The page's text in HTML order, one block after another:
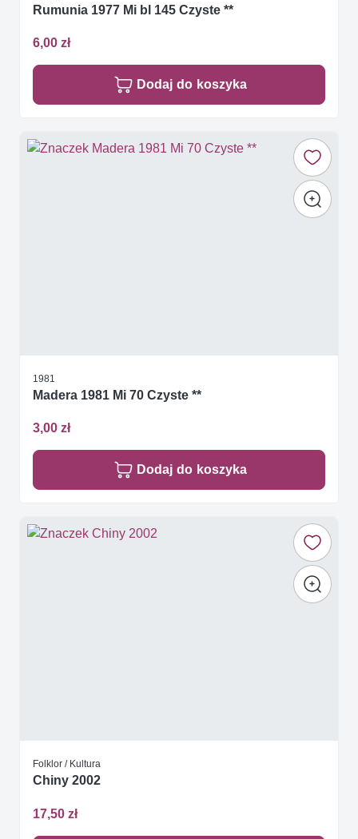
Rumunia 1977 Mi bl 145 Czyste **
6,00 zł
Dodaj do koszyka
1981
Madera 1981 Mi 70 Czyste **
3,00 zł
Dodaj do koszyka
Folklor / Kultura
Chiny 2002
17,50 zł